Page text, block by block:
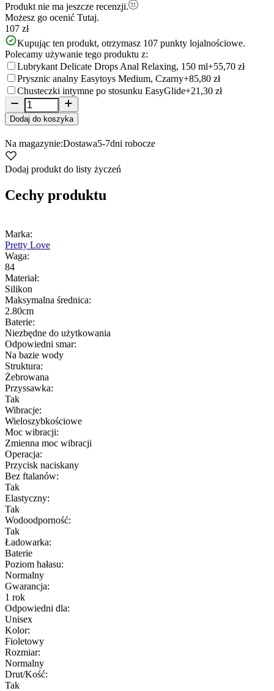
Produkt nie ma jeszcze recenzji.
Możesz go ocenić Tutaj.
107 zł
Kupując ten produkt, otrzymasz 107 punkty lojalnościowe.
Polecamy używanie tego produktu z:
Lubrykant Delicate Drops Anal Relaxing, 150 ml+55,70 zł
Prysznic analny Easytoys Medium, Czarny+85,80 zł
Chusteczki intymne po stosunku EasyGlide+21,30 zł
Dodaj do koszyka
Na magazynie:Dostawa5-7dni robocze
Dodaj produkt do listy życzeń
Cechy produktu
Marka:
Pretty Love
Waga:
84
Materiał:
Silikon
Maksymalna średnica:
2.80cm
Baterie:
Niezbędne do użytkowania
Odpowiedni smar:
Na bazie wody
Struktura:
Żebrowana
Przyssawka:
Tak
Wibracje:
Wieloszybkościowe
Moc wibracji:
Zmienna moc wibracji
Operacja:
Przycisk naciskany
Bez ftalanów:
Tak
Elastyczny:
Tak
Wodoodporność:
Tak
Ładowarka:
Baterie
Poziom hałasu:
Normalny
Gwarancja:
1 rok
Odpowiedni dla:
Unisex
Kolor:
Fioletowy
Rozmiar:
Normalny
Drut/Kość:
Tak